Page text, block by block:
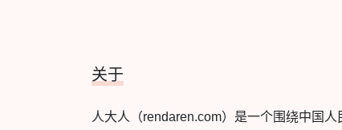
关于
人大人（rendaren.com）是一个围绕中国人